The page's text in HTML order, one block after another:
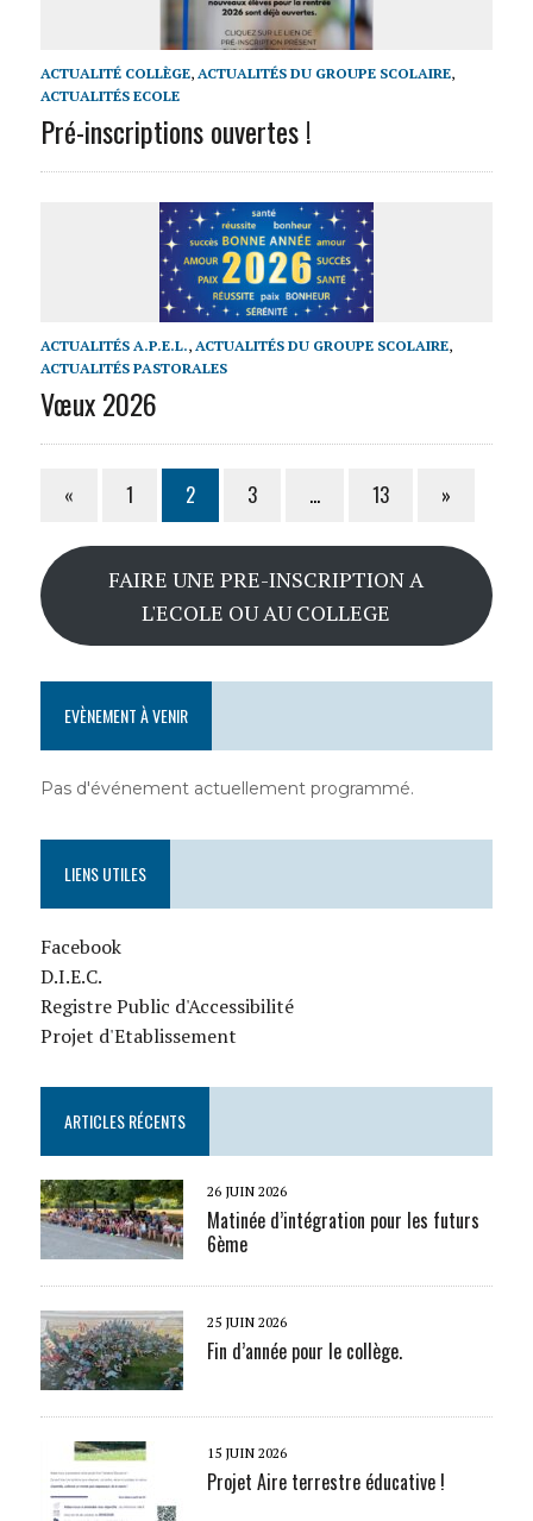
ACTUALITÉ COLLÈGE, ACTUALITÉS DU GROUPE SCOLAIRE,
ACTUALITÉS ECOLE
Pré-inscriptions ouvertes !
ACTUALITÉS A.P.E.L., ACTUALITÉS DU GROUPE SCOLAIRE,
ACTUALITÉS PASTORALES
Vœux 2026
« 1 2 3 … 13 »
FAIRE UNE PRE-INSCRIPTION A
L'ECOLE OU AU COLLEGE
EVÈNEMENT À VENIR
Pas d'événement actuellement programmé.
LIENS UTILES
Facebook
D.I.E.C.
Registre Public d'Accessibilité
Projet d'Etablissement
ARTICLES RÉCENTS
26 JUIN 2026
Matinée d’intégration pour les futurs
6ème
25 JUIN 2026
Fin d’année pour le collège.
15 JUIN 2026
Projet Aire terrestre éducative !